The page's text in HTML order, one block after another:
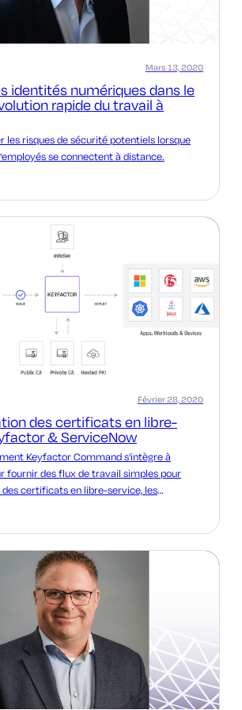
identités numériques dans le
rapide du travail à
Mars 13, 2020
les risques de sécurité potentiels lorsque
se connectent à distance.
des certificats en libre-
& ServiceNow
Février 28, 2020
Keyfactor Command s'intègre à
fournir des flux de travail simples pour
certificats en libre-service, les
et plus encore.